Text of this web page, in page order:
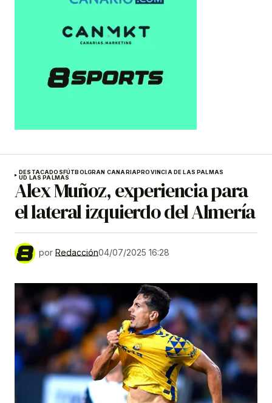
DESTACADOSFÚTBOLGRAN CANARIAPROVINCIA DE LAS PALMAS
UD LAS PALMAS
Alex Muñoz, experiencia para
el lateral izquierdo del Almería
por Redacción04/07/2025 16:28